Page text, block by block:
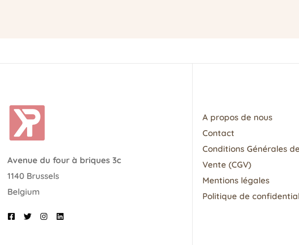
Avenue du four à briques 3c
1140 Brussels
Belgium
A propos de nous
Contact
Conditions Générales de
Vente (CGV)
Mentions légales
Politique de